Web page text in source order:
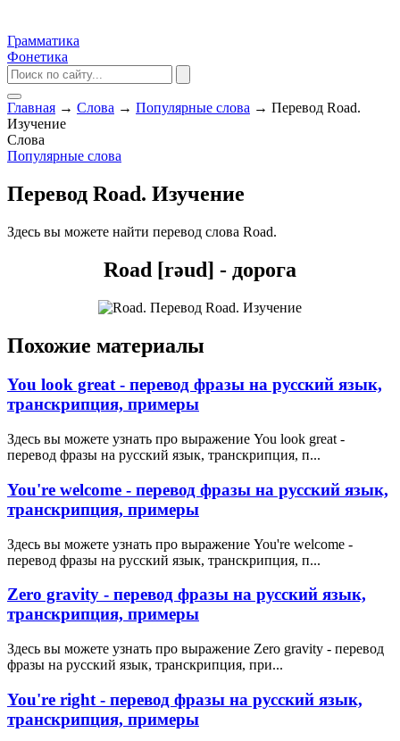
Грамматика
Фонетика
Главная → Слова → Популярные слова → Перевод Road.
Изучение
Слова
Популярные слова
Перевод Road. Изучение
Здесь вы можете найти перевод слова Road.
Road [rəud] - дорога
Похожие материалы
You look great - перевод фразы на русский язык,
транскрипция, примеры
Здесь вы можете узнать про выражение You look great -
перевод фразы на русский язык, транскрипция, п...
You're welcome - перевод фразы на русский язык,
транскрипция, примеры
Здесь вы можете узнать про выражение You're welcome -
перевод фразы на русский язык, транскрипция, п...
Zero gravity - перевод фразы на русский язык,
транскрипция, примеры
Здесь вы можете узнать про выражение Zero gravity - перевод
фразы на русский язык, транскрипция, при...
You're right - перевод фразы на русский язык,
транскрипция, примеры